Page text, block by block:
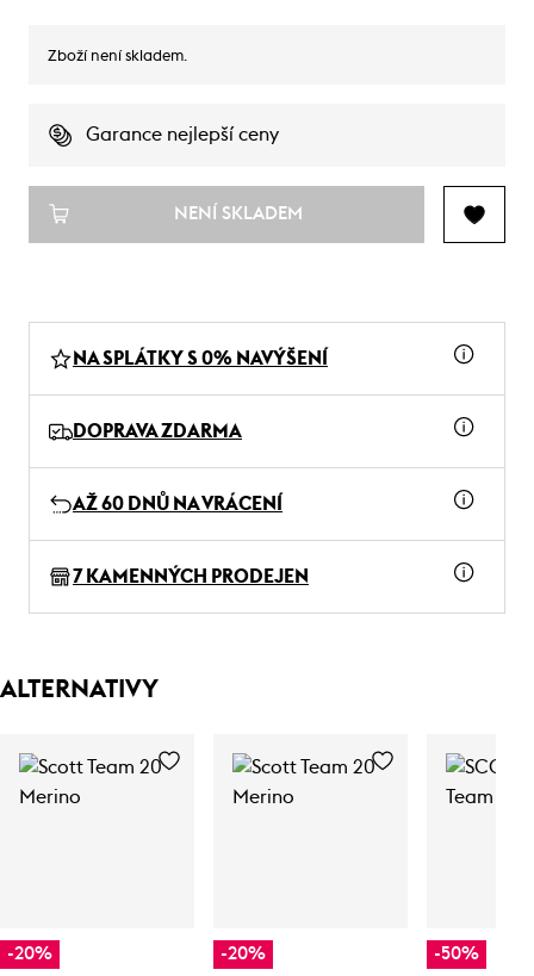
Zboží není skladem.
Garance nejlepší ceny
NENÍ SKLADEM
NA SPLÁTKY S 0% NAVÝŠENÍ
DOPRAVA ZDARMA
AŽ 60 DNŮ NA VRÁCENÍ
7 KAMENNÝCH PRODEJEN
ALTERNATIVY
-20% -20% -50%